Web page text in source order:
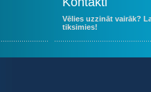
Vēlies uzzināt vairāk?
tiksimies!